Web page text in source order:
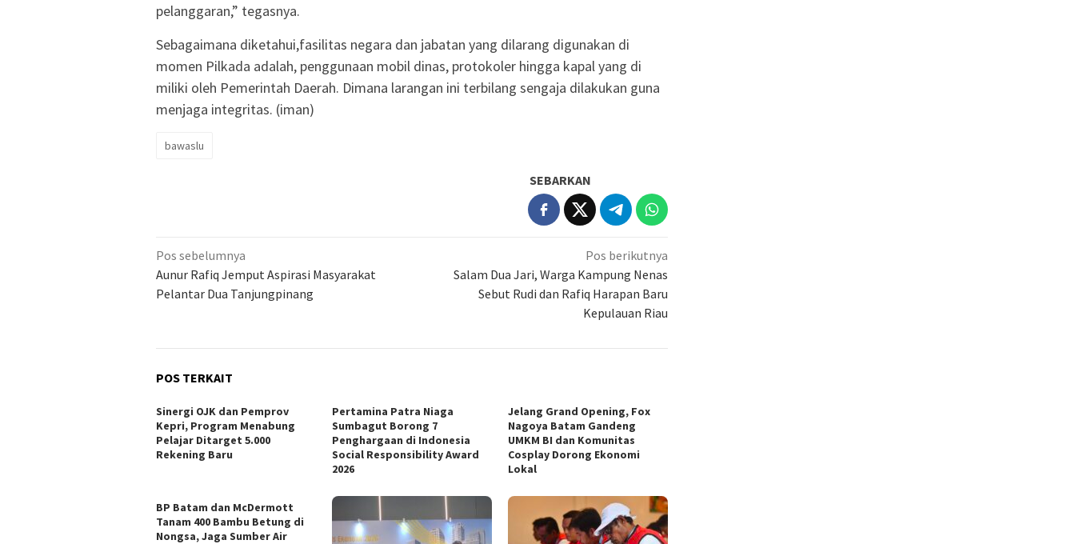
pelanggaran,” tegasnya.
Sebagaimana diketahui,fasilitas negara dan jabatan yang dilarang digunakan di
momen Pilkada adalah, penggunaan mobil dinas, protokoler hingga kapal yang di
miliki oleh Pemerintah Daerah. Dimana larangan ini terbilang sengaja dilakukan guna
menjaga integritas. (iman)
bawaslu
SEBARKAN
Navigasi
pos
Pos sebelumnya
Aunur Rafiq Jemput Aspirasi Masyarakat
Pelantar Dua Tanjungpinang
Pos berikutnya
Salam Dua Jari, Warga Kampung Nenas
Sebut Rudi dan Rafiq Harapan Baru
Kepulauan Riau
POS TERKAIT
Sinergi OJK dan Pemprov
Kepri, Program Menabung
Pelajar Ditarget 5.000
Rekening Baru
Pertamina Patra Niaga
Sumbagut Borong 7
Penghargaan di Indonesia
Social Responsibility Award
2026
Jelang Grand Opening, Fox
Nagoya Batam Gandeng
UMKM BI dan Komunitas
Cosplay Dorong Ekonomi
Lokal
BP Batam dan McDermott
Tanam 400 Bambu Betung di
Nongsa, Jaga Sumber Air